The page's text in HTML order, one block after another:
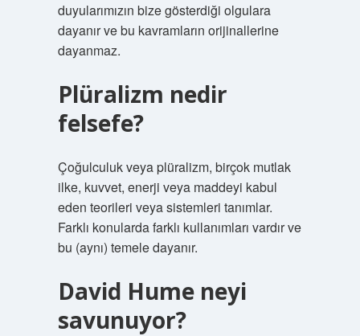
duyularımızın bize gösterdiği olgulara
dayanır ve bu kavramların orijinallerine
dayanmaz.
Plüralizm nedir
felsefe?
Çoğulculuk veya plüralizm, birçok mutlak
ilke, kuvvet, enerji veya maddeyi kabul
eden teorileri veya sistemleri tanımlar.
Farklı konularda farklı kullanımları vardır ve
bu (aynı) temele dayanır.
David Hume neyi
savunuyor?